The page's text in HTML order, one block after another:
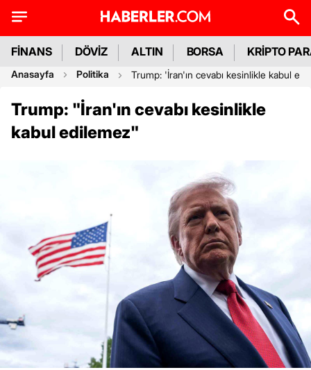
FİNANS DÖVİZ ALTIN BORSA KRİPTO
Anasayfa Politika Trump: 'İran'ın cevabı kesinlikle kabul
Trump: "İran'ın cevabı kesinlikle
kabul edilemez"